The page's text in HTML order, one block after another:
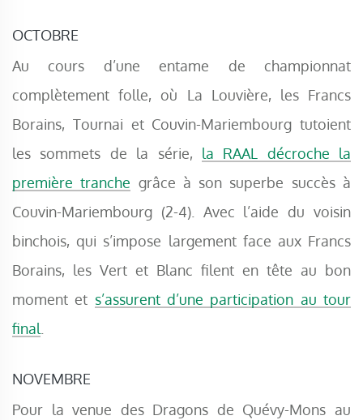
OCTOBRE
Au cours d’une entame de championnat
complètement folle, où La Louvière, les Francs
Borains, Tournai et Couvin-Mariembourg tutoient
les sommets de la série, la RAAL décroche la
première tranche grâce à son superbe succès à
Couvin-Mariembourg (2-4). Avec l’aide du voisin
binchois, qui s’impose largement face aux Francs
Borains, les Vert et Blanc filent en tête au bon
moment et s’assurent d’une participation au tour
final
NOVEMBRE
Pour la venue des Dragons de Quévy-Mons au